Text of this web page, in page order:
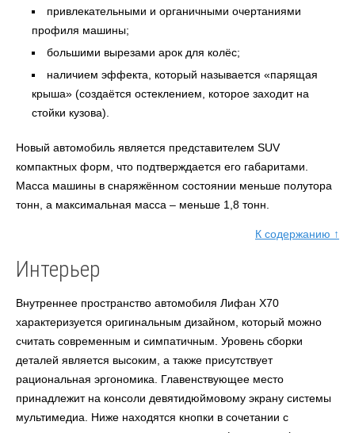
привлекательными и органичными очертаниями
профиля машины;
большими вырезами арок для колёс;
наличием эффекта, который называется «парящая
крыша» (создаётся остеклением, которое заходит на
стойки кузова).
Новый автомобиль является представителем SUV
компактных форм, что подтверждается его габаритами.
Масса машины в снаряжённом состоянии меньше полутора
тонн, а максимальная масса – меньше 1,8 тонн.
К содержанию ↑
Интерьер
Внутреннее пространство автомобиля Лифан X70
характеризуется оригинальным дизайном, который можно
считать современным и симпатичным. Уровень сборки
деталей является высоким, а также присутствует
рациональная эргономика. Главенствующее место
принадлежит на консоли девятидюймовому экрану системы
мультимедиа. Ниже находятся кнопки в сочетании с